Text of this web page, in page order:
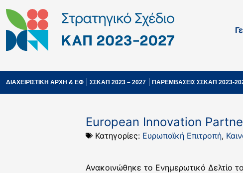
ΔΙΑΧΕΙΡΙΣΤΙΚΗ ΑΡΧΗ & ΕΦ ΣΣΚΑΠ 2023 – 2027 ΠΑΡΕΜΒΑΣΕΙΣ ΣΣΚΑΠ 2023-
European Innovation
Κατηγορίες: Ευρωπαϊκή Επιτροπή,
Ανακοινώθηκε το Ενημερωτικό Δελτίο